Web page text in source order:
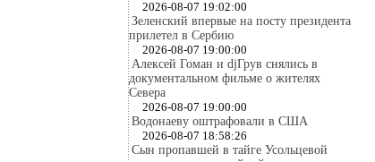
2026-08-07 19:02:00
Зеленский впервые на посту президента
прилетел в Сербию
2026-08-07 19:00:00
Алексей Гоман и djГрув снялись в
документальном фильме о жителях
Севера
2026-08-07 19:00:00
Водонаеву оштрафовали в США
2026-08-07 18:58:26
Сын пропавшей в тайге Усольцевой